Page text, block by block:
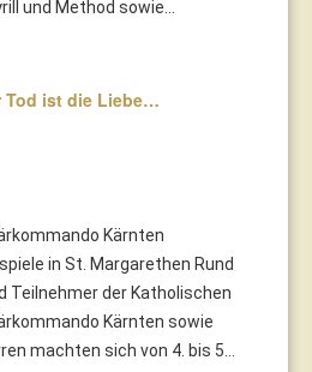
und Method sowie...
Tod ist die Liebe…
Kärnten
in St. Margarethen Rund
Teilnehmer der Katholischen
Kärnten sowie
machten sich von 4. bis 5...